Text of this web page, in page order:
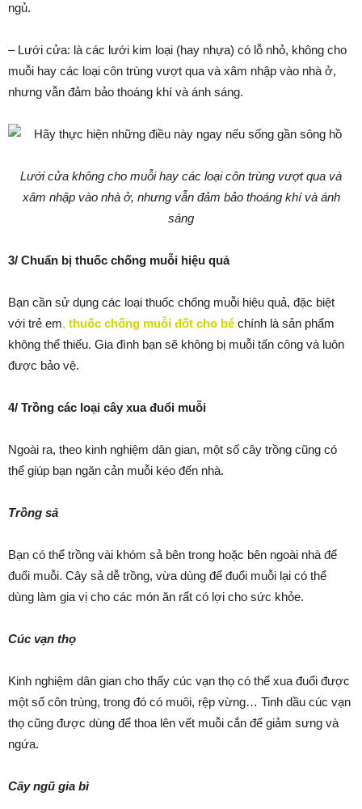
ngủ.
– Lưới cửa: là các lưới kim loại (hay nhựa) có lỗ nhỏ, không cho
muỗi hay các loại côn trùng vượt qua và xâm nhập vào nhà ở,
nhưng vẫn đảm bảo thoáng khí và ánh sáng.
Lưới cửa không cho muỗi hay các loại côn trùng vượt qua và
xâm nhập vào nhà ở, nhưng vẫn đảm bảo thoáng khí và ánh
sáng
3/ Chuẩn bị thuốc chống muỗi hiệu quả
Bạn cần sử dụng các loại thuốc chống muỗi hiệu quả, đặc biệt
với trẻ em, thuốc chống muỗi đốt cho bé chính là sản phẩm
không thể thiếu. Gia đình bạn sẽ không bị muỗi tấn công và luôn
được bảo vệ.
4/ Trồng các loại cây xua đuổi muỗi
Ngoài ra, theo kinh nghiệm dân gian, một số cây trồng cũng có
thể giúp bạn ngăn cản muỗi kéo đến nhà.
Trồng sả
Bạn có thể trồng vài khóm sả bên trong hoặc bên ngoài nhà để
đuổi muỗi. Cây sả dễ trồng, vừa dùng để đuổi muỗi lại có thể
dùng làm gia vị cho các món ăn rất có lợi cho sức khỏe.
Cúc vạn thọ
Kinh nghiệm dân gian cho thấy cúc vạn thọ có thể xua đuổi được
một số côn trùng, trong đó có muôi, rệp vừng… Tinh dầu cúc vạn
thọ cũng được dùng để thoa lên vết muỗi cắn để giảm sưng và
ngứa.
Cây ngũ gia bì